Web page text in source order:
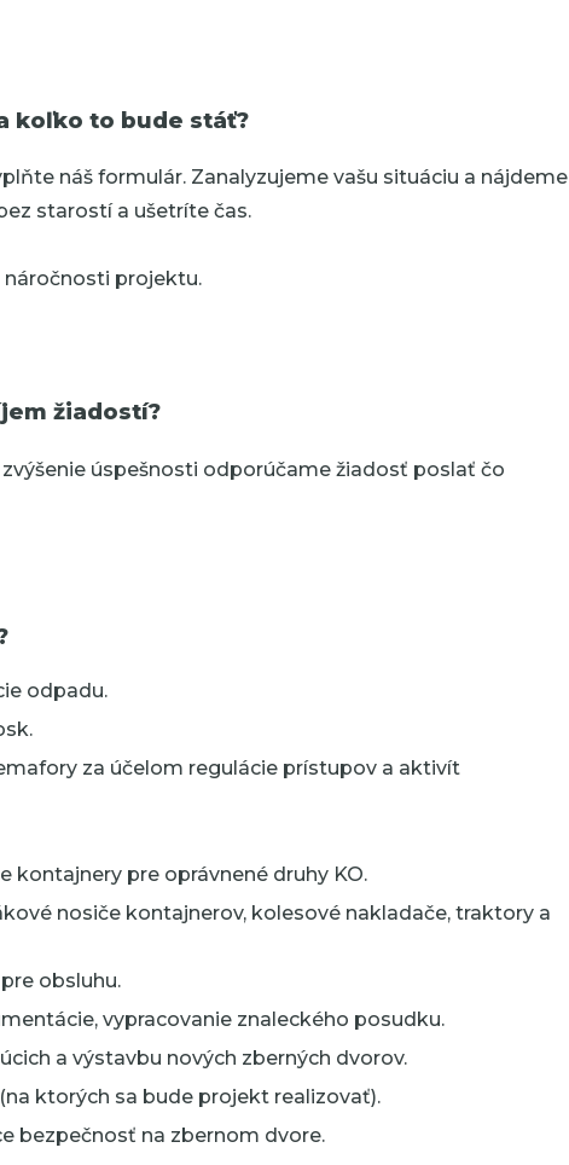
koľko to bude stáť?
náš formulár. Zanalyzujeme vašu situáciu a nájdeme
starostí a ušetríte čas.
náročnosti projektu.
žiadostí?
zvýšenie úspešnosti odporúčame žiadosť poslať čo
odpadu.
za účelom regulácie prístupov a aktivít
kontajnery pre oprávnené druhy KO.
nosiče kontajnerov, kolesové nakladače, traktory a
obsluhu.
vypracovanie znaleckého posudku.
a výstavbu nových zberných dvorov.
ktorých sa bude projekt realizovať).
bezpečnosť na zbernom dvore.